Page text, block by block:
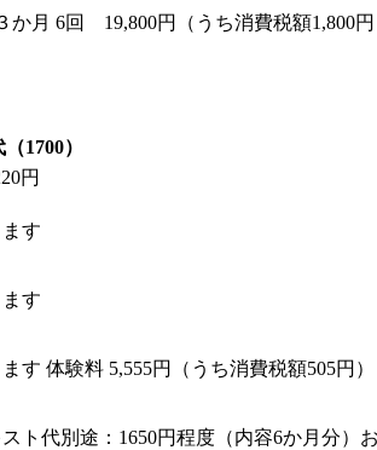
か月 6回 19,800円（うち消費税額1,800
1700）
円
す
す
す 体験料 5,555円（うち消費税額505円）
ト代別途：1650円程度（内容6か月分）